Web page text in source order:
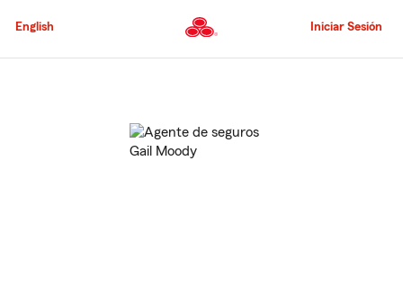
al
principal
English Iniciar Sesión